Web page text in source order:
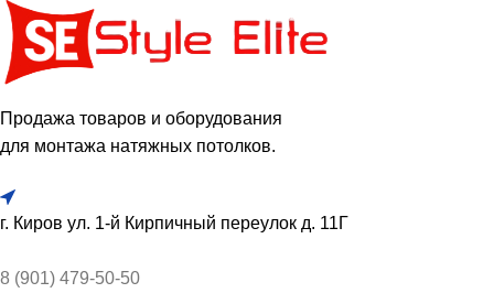
Продажа товаров и оборудования
для монтажа натяжных потолков.
г. Киров ул. 1-й Кирпичный переулок д. 11Г
8 (901) 479-50-50